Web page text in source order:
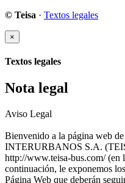
© Teisa · Textos legales
×
Textos legales
Nota legal
Aviso Legal
Bienvenido a la página web
INTERURBANOS S.A.
http://www.teisa-bus.com/ (en
continuación, le exponemos
Página Web que deberán